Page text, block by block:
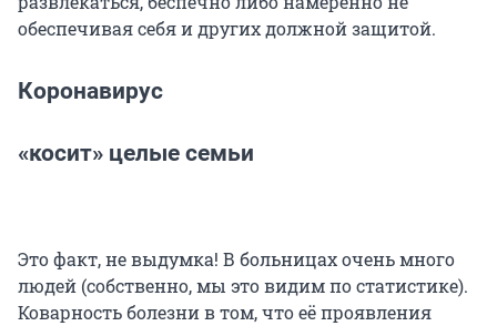
обеспечивая себя и других должной защитой.
Коронавирус
«косит» целые семьи
Это факт, не выдумка! В больницах очень много
людей (собственно, мы это видим по статистике).
Коварность болезни в том, что её проявления